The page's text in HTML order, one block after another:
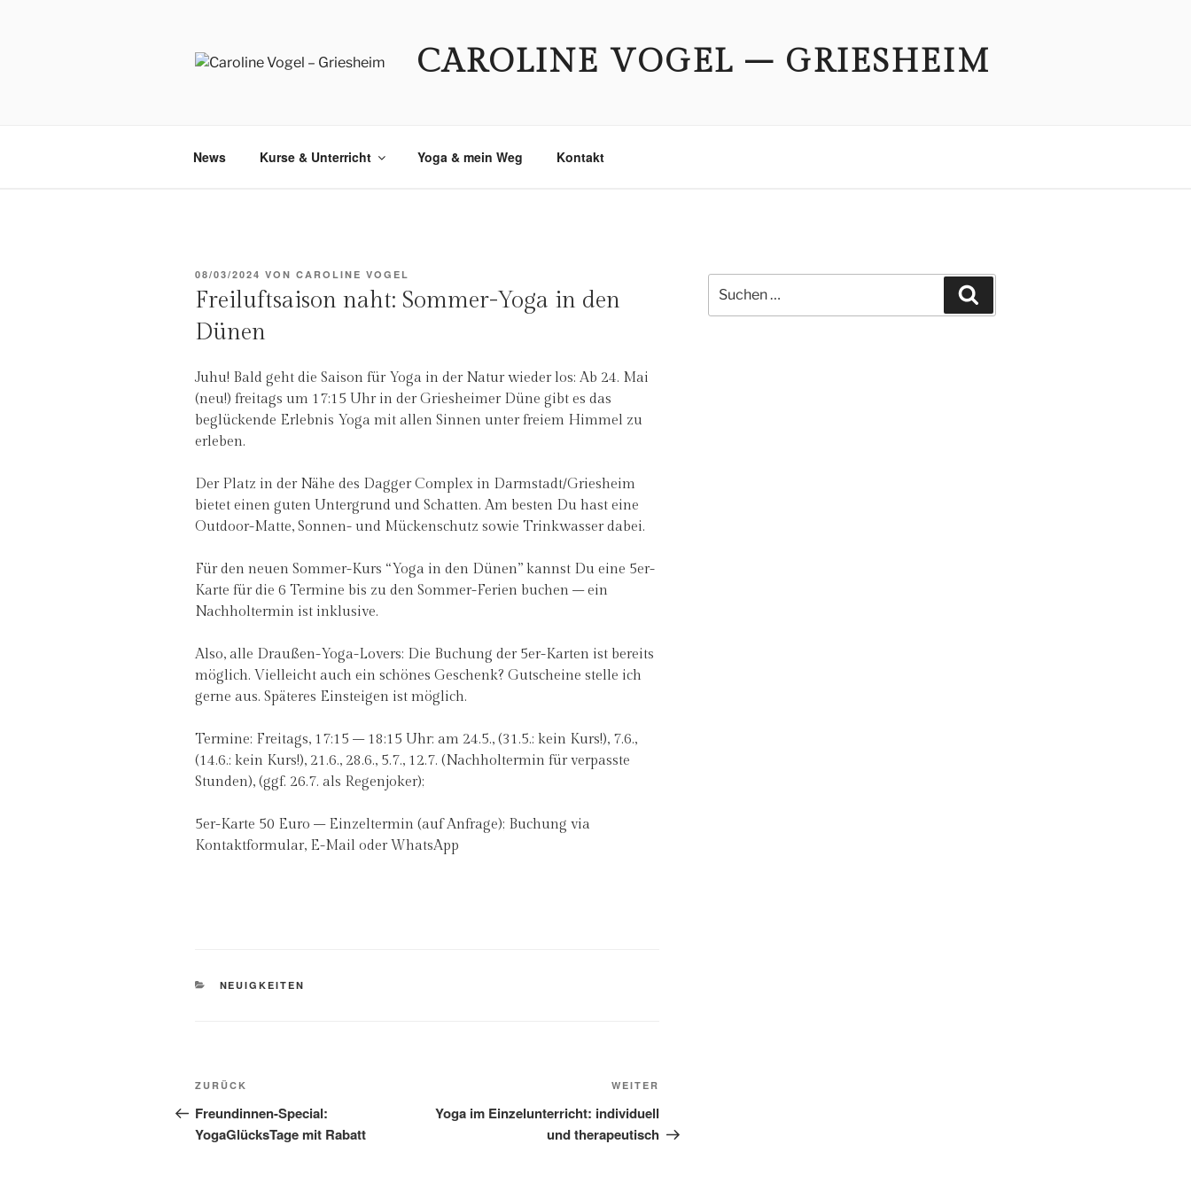
CAROLINE VOGEL – GRIESHEIM
News Kurse & Unterricht Yoga & mein Weg Kontakt
VERÖFFENTLICHT
AM
08/03/2024 VON CAROLINE VOGEL
Freiluftsaison naht: Sommer-Yoga in den
Dünen
Juhu! Bald geht die Saison für Yoga in der Natur wieder los: Ab 24. Mai
(neu!) freitags um 17:15 Uhr in der Griesheimer Düne gibt es das
beglückende Erlebnis Yoga mit allen Sinnen unter freiem Himmel zu
erleben.
Der Platz in der Nähe des Dagger Complex in Darmstadt/Griesheim
bietet einen guten Untergrund und Schatten. Am besten Du hast eine
Outdoor-Matte, Sonnen- und Mückenschutz sowie Trinkwasser dabei.
Für den neuen Sommer-Kurs “Yoga in den Dünen” kannst Du eine 5er-
Karte für die 6 Termine bis zu den Sommer-Ferien buchen – ein
Nachholtermin ist inklusive.
Also, alle Draußen-Yoga-Lovers: Die Buchung der 5er-Karten ist bereits
möglich. Vielleicht auch ein schönes Geschenk? Gutscheine stelle ich
gerne aus. Späteres Einsteigen ist möglich.
Termine: Freitags, 17:15 – 18:15 Uhr: am 24.5., (31.5.: kein Kurs!), 7.6.,
(14.6.: kein Kurs!), 21.6., 28.6., 5.7., 12.7. (Nachholtermin für verpasste
Stunden), (ggf. 26.7. als Regenjoker);
5er-Karte 50 Euro – Einzeltermin (auf Anfrage); Buchung via
Kontaktformular, E-Mail oder WhatsApp
KATEGORIEN
NEUIGKEITEN
Beitragsnavigation
Vorheriger
Beitrag
ZURÜCK
Freundinnen-Special:
YogaGlücksTage mit Rabatt
WEITER
Yoga im Einzelunterricht: individuell
und therapeutisch
nach: